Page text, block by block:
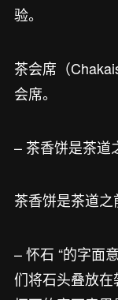
验。
茶会席（
会席。
– 茶香饼是茶道
茶香饼是茶道之
– 怀石 “的字面
们将石头叠放在